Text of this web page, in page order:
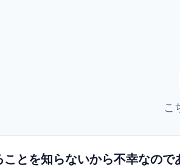
こ
ことを知らないから不幸なので